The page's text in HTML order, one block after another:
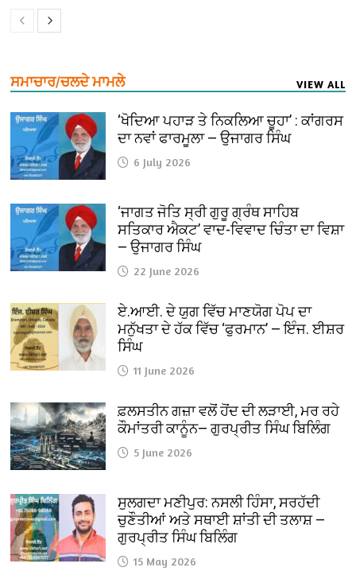
ਸਮਾਚਾਰ/ਚਲਦੇ ਮਾਮਲੇ VIEW ALL
‘ਖੋਦਿਆ ਪਹਾੜ ਤੇ ਨਿਕਲਿਆ ਚੂਹਾ’ : ਕਾਂਗਰਸ
ਦਾ ਨਵਾਂ ਫਾਰਮੂਲਾ — ਉਜਾਗਰ ਸਿੰਘ
6 July 2026
‘ਜਾਗਤ ਜੋਤਿ ਸ੍ਰੀ ਗੁਰੂ ਗ੍ਰੰਥ ਸਾਹਿਬ
ਸਤਿਕਾਰ ਐਕਟ’ ਵਾਦ-ਵਿਵਾਦ ਚਿੰਤਾ ਦਾ ਵਿਸ਼ਾ
— ਉਜਾਗਰ ਸਿੰਘ
22 June 2026
ਏ.ਆਈ. ਦੇ ਯੁਗ ਵਿੱਚ ਮਾਣਯੋਗ ਪੋਪ ਦਾ
ਮਨੁੱਖਤਾ ਦੇ ਹੱਕ ਵਿੱਚ ‘ਫੁਰਮਾਨ’ — ਇੰਜ. ਈਸ਼ਰ
ਸਿੰਘ
11 June 2026
ਫ਼ਲਸਤੀਨ ਗਜ਼ਾ ਵਲੋਂ ਹੋਂਦ ਦੀ ਲੜਾਈ, ਮਰ ਰਹੇ
ਕੌਮਾਂਤਰੀ ਕਾਨੂੰਨ— ਗੁਰਪ੍ਰੀਤ ਸਿੰਘ ਬਿਲਿੰਗ
5 June 2026
ਸੁਲਗਦਾ ਮਣੀਪੁਰ: ਨਸਲੀ ਹਿੰਸਾ, ਸਰਹੱਦੀ
ਚੁਣੌਤੀਆਂ ਅਤੇ ਸਥਾਈ ਸ਼ਾਂਤੀ ਦੀ ਤਲਾਸ਼ —
ਗੁਰਪ੍ਰੀਤ ਸਿੰਘ ਬਿਲਿੰਗ
15 May 2026